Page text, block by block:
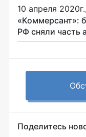
10 апреля
«Коммерсант»:
РФ сняли часть
Поделитесь